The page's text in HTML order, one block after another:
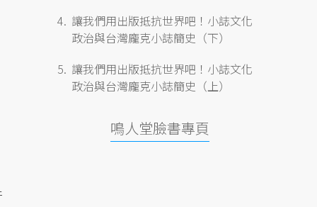
讓我們用出版抵抗世界吧！小誌文化
政治與台灣龐克小誌簡史（下）
讓我們用出版抵抗世界吧！小誌文化
政治與台灣龐克小誌簡史（上）
鳴人堂臉書專頁